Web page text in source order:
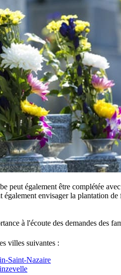
peut également être complétée
également envisager la plantation
à l'écoute des demandes des
villes suivantes :
Saint-Nazaire